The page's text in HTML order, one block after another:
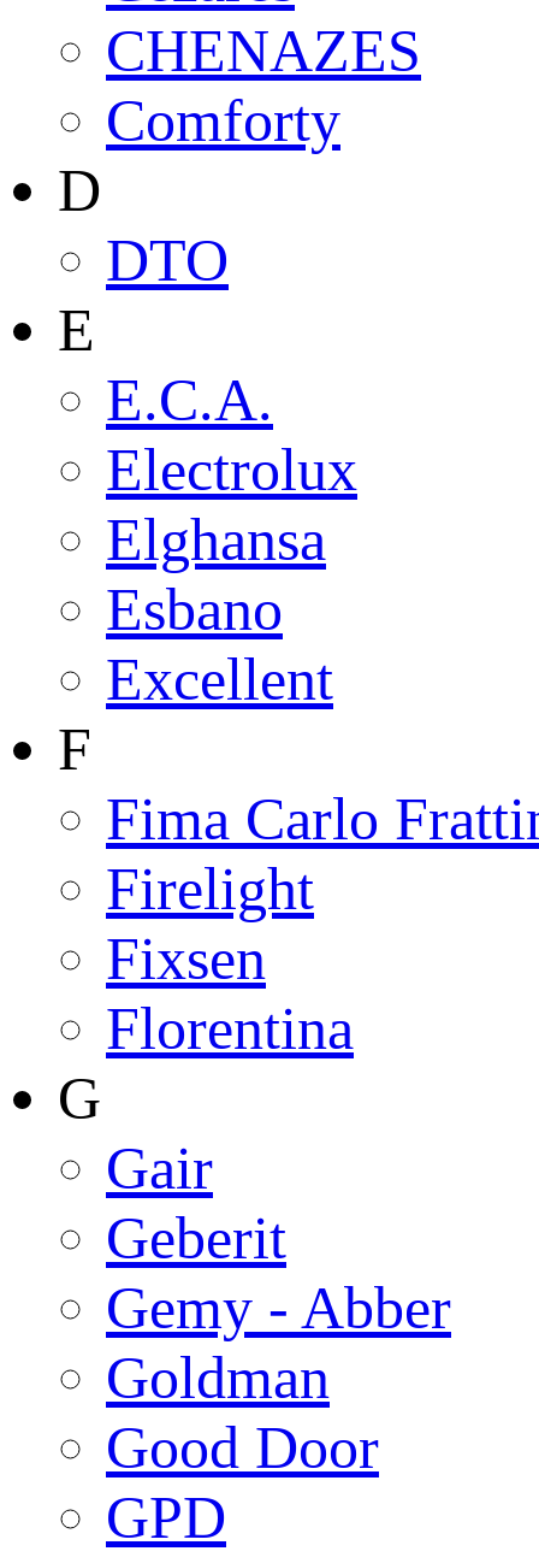
CHENAZES
Comforty
D
DTO
E
E.C.A.
Electrolux
Elghansa
Esbano
Excellent
F
Fima Carlo
Firelight
Fixsen
Florentina
G
Gair
Geberit
Gemy - Abber
Goldman
Good Door
GPD